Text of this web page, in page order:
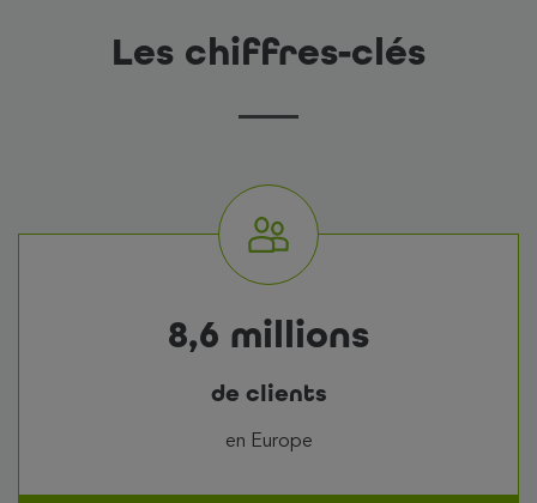
Les chiffres-clés
8,6 millions
de clients
en Europe